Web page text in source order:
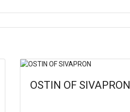
OSTIN OF SIVAPRON